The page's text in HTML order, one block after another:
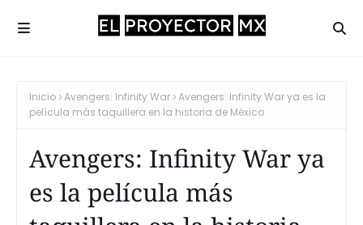
Inicio Avengers: Infinity War Avengers: Infinity War ya es la
película más taquillera en la historia de México
Avengers: Infinity War ya
es la película más